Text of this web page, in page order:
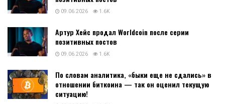
09.06.2026 1.6K
Артур Хейс продал Worldcoin после серии
позитивных постов
09.06.2026 1.6K
По словам аналитика, «быки еще не сдались» в
отношении биткоина — так он оценил текущую
ситуацию!